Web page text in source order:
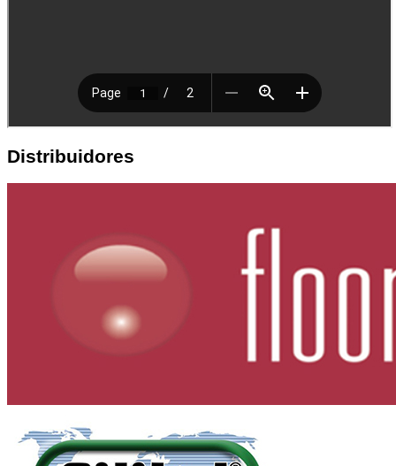
Distribuidores